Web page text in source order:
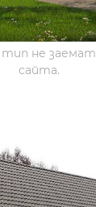
не заемат
сайта.